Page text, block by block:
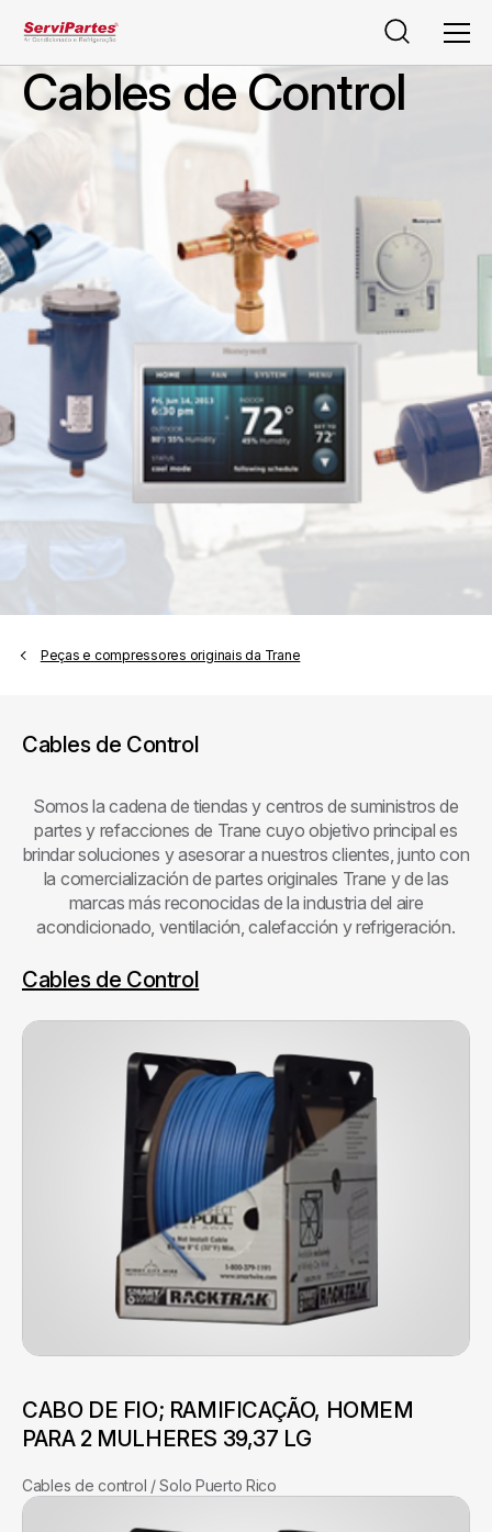
Pesquisar
Cables de Control
Peças e compressores originais da Trane
Cables de Control
Somos la cadena de tiendas y centros de suministros de
partes y refacciones de Trane cuyo objetivo principal es
brindar soluciones y asesorar a nuestros clientes, junto con
la comercialización de partes originales Trane y de las
marcas más reconocidas de la industria del aire
acondicionado, ventilación, calefacción y refrigeración.
Cables de Control
CABO DE FIO; RAMIFICAÇÃO, HOMEM
PARA 2 MULHERES 39,37 LG
Cables de control / Solo Puerto Rico